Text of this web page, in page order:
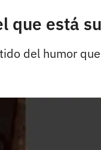
que está
del humor